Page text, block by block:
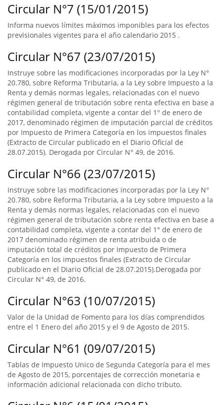
Circular N°7 (15/01/2015)
Informa nuevos límites máximos imponibles para los efectos
previsionales vigentes para el año calendario 2015 .
Circular N°67 (23/07/2015)
Instruye sobre las modificaciones incorporadas por la Ley N°
20.780, sobre Reforma Tributaria, a la Ley sobre Impuesto a la
Renta y demás normas legales, relacionadas con el nuevo
régimen general de tributación sobre renta efectiva en base a
contabilidad completa, vigente a contar del 1° de enero de
2017, denominado régimen de imputación parcial de créditos
por Impuesto de Primera Categoría en los impuestos finales
(Extracto de Circular publicado en el Diario Oficial de
28.07.2015). Derogada por Circular N° 49, de 2016.
Circular N°66 (23/07/2015)
Instruye sobre las modificaciones incorporadas por la Ley N°
20.780, sobre Reforma Tributaria, a la Ley sobre Impuesto a la
Renta y demás normas legales, relacionadas con el nuevo
régimen general de tributación sobre renta efectiva en base a
contabilidad completa, vigente a contar del 1° de enero de
2017 denominado régimen de renta atribuida o de
imputación total de créditos por Impuesto de Primera
Categoría en los impuestos finales (Extracto de Circular
publicado en el Diario Oficial de 28.07.2015).Derogada por
Circular N° 49, de 2016.
Circular N°63 (10/07/2015)
Valor de la Unidad de Fomento para los días comprendidos
entre el 1 Enero del año 2015 y el 9 de Agosto de 2015.
Circular N°61 (09/07/2015)
Tablas de Impuesto Unico de Segunda Categoría para el mes
de Agosto de 2015, porcentajes de corrección monetaria e
información adicional relacionada con dicho tributo.